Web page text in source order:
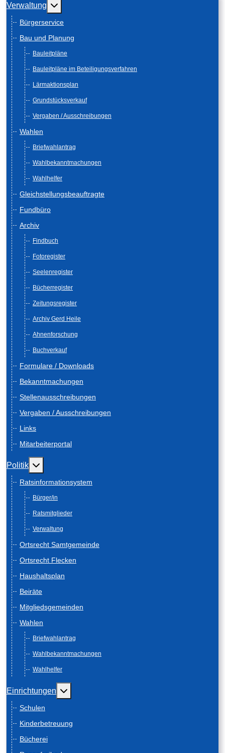
Verwaltung Weitere Informationen: Verwaltung
Bürgerservice
Bau und Planung
Bauleitpläne
Bauleitpläne im Beteiligungsverfahren
Lärmaktionsplan
Grundstücksverkauf
Vergaben / Ausschreibungen
Wahlen
Briefwahlantrag
Wahlbekanntmachungen
Wahlhelfer
Gleichstellungsbeauftragte
Fundbüro
Archiv
Findbuch
Fotoregister
Seelenregister
Bücherregister
Zeitungsregister
Archiv Gerd Heile
Ahnenforschung
Buchverkauf
Formulare / Downloads
Bekanntmachungen
Stellenausschreibungen
Vergaben / Ausschreibungen
Links
Mitarbeiterportal
Politik Weitere Informationen: Politik
Ratsinformationsystem
Bürger/in
Ratsmitglieder
Verwaltung
Ortsrecht Samtgemeinde
Ortsrecht Flecken
Haushaltsplan
Beiräte
Mitgliedsgemeinden
Wahlen
Briefwahlantrag
Wahlbekanntmachungen
Wahlhelfer
Einrichtungen Weitere Informationen: Einrichtungen
Schulen
Kinderbetreuung
Bücherei